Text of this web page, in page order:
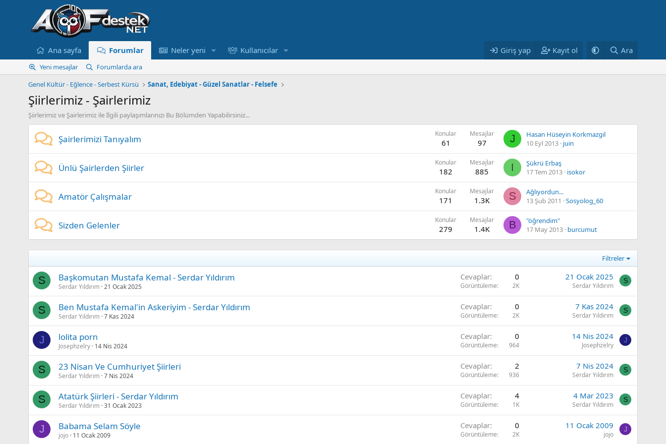
Ana sayfa Forumlar Neler yeni Kullanıcılar Giriş yap Kayıt ol Ara
Yeni mesajlar
Forumlarda ara
Genel Kültür - Eğlence - Serbest Kürsü
Sanat, Edebiyat - Güzel Sanatlar - Felsefe
Şiirlerimiz - Şairlerimiz
Şiirlerimiz ve Şairlerimiz ile İlgili paylaşımlarınızı Bu Bölümden Yapabilirsiniz...
Şairlerimizi Tanıyalım Konular
61
Mesajlar
97 J
Hasan Hüseyin Korkmazgil
10 Eyl 2013 juin
Ünlü Şairlerden Şiirler Konular
182
Mesajlar
885 I
Şükrü Erbaş
17 Tem 2013 isokor
Amatör Çalışmalar Konular
171
Mesajlar
1.3K S
Ağlıyordun...
13 Şub 2011
Sosyolog_60
Sizden Gelenler Konular
279
Mesajlar
1.4K B
"öğrendim"
17 May 2013 burcumut
Filtreler
S Başkomutan Mustafa Kemal - Serdar Yıldırım
Serdar Yıldırım 21 Ocak 2025
Cevaplar 0
Görüntüleme 2K
21 Ocak 2025
Serdar Yıldırım
S
S Ben Mustafa Kemal'in Askeriyim - Serdar Yıldırım
Serdar Yıldırım 7 Kas 2024
Cevaplar 0
Görüntüleme 2K
7 Kas 2024
Serdar Yıldırım
S
J lolita porn
Josephzelry 14 Nis 2024
Cevaplar 0
Görüntüleme 964
14 Nis 2024
Josephzelry
J
S 23 Nisan Ve Cumhuriyet Şiirleri
Serdar Yıldırım 7 Nis 2024
Cevaplar 2
Görüntüleme 936
7 Nis 2024
Serdar Yıldırım
S
S Atatürk Şiirleri - Serdar Yıldırım
Serdar Yıldırım 31 Ocak 2023
Cevaplar 4
Görüntüleme 1K
4 Mar 2023
Serdar Yıldırım
S
J Babama Selam Söyle
jojo 11 Ocak 2009
Cevaplar 0
Görüntüleme 2K
11 Ocak 2009
jojo
J